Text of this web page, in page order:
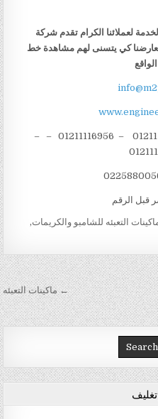
لعملائنا الكرام تقدم شركة
كي يتسنى لهم مشاهدة خط
موبايل: 01211116954 – 01211116955 – 01211116956 – –
التعبئه للشامبو والكريمات,
← ماكينات التعبئه
تغليف